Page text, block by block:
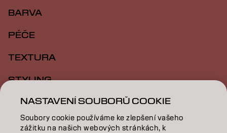
BARVA
PÉČE
TEXTURA
STYLING
INSPIRACE
VZDĚLÁVÁNÍ
NASTAVENÍ SOUBORŮ COOKIE
Soubory cookie používáme ke zlepšení vašeho
zážitku na našich webových stránkách, k